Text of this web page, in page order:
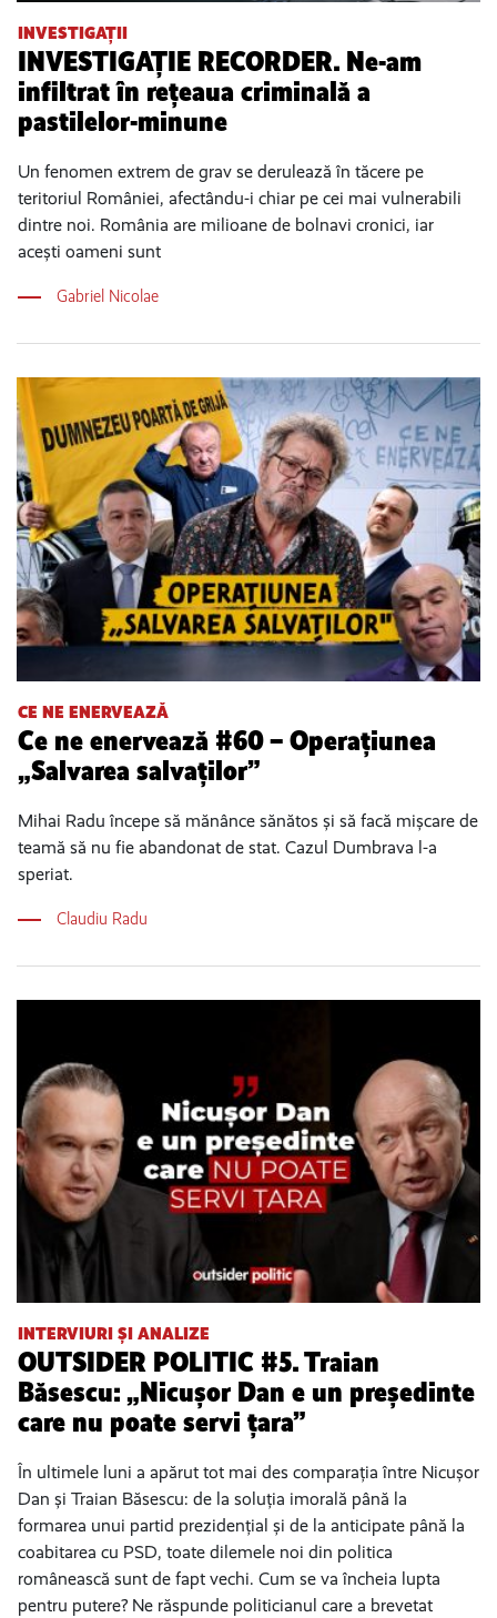
INVESTIGAȚII
INVESTIGAȚIE RECORDER. Ne-am
infiltrat în rețeaua criminală a
pastilelor-minune
Un fenomen extrem de grav se derulează în tăcere pe
teritoriul României, afectându-i chiar pe cei mai vulnerabili
dintre noi. România are milioane de bolnavi cronici, iar
acești oameni sunt
Gabriel Nicolae
CE NE ENERVEAZĂ
Ce ne enervează #60 – Operațiunea
„Salvarea salvaților”
Mihai Radu începe să mănânce sănătos și să facă mișcare de
teamă să nu fie abandonat de stat. Cazul Dumbrava l-a
speriat.
Claudiu Radu
INTERVIURI ȘI ANALIZE
OUTSIDER POLITIC #5. Traian
Băsescu: „Nicușor Dan e un președinte
care nu poate servi țara”
În ultimele luni a apărut tot mai des comparația între Nicușor
Dan și Traian Băsescu: de la soluția imorală până la
formarea unui partid prezidențial și de la anticipate până la
coabitarea cu PSD, toate dilemele noi din politica
românească sunt de fapt vechi. Cum se va încheia lupta
pentru putere? Ne răspunde politicianul care a brevetat